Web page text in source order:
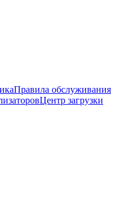
Правила обслуживания
Центр загрузки